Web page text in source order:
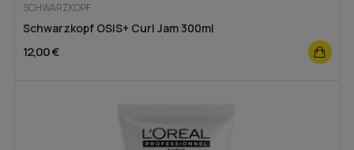
SCHWARZKOPF
Schwarzkopf OSIS+ Curl Jam 300ml
12,00 €